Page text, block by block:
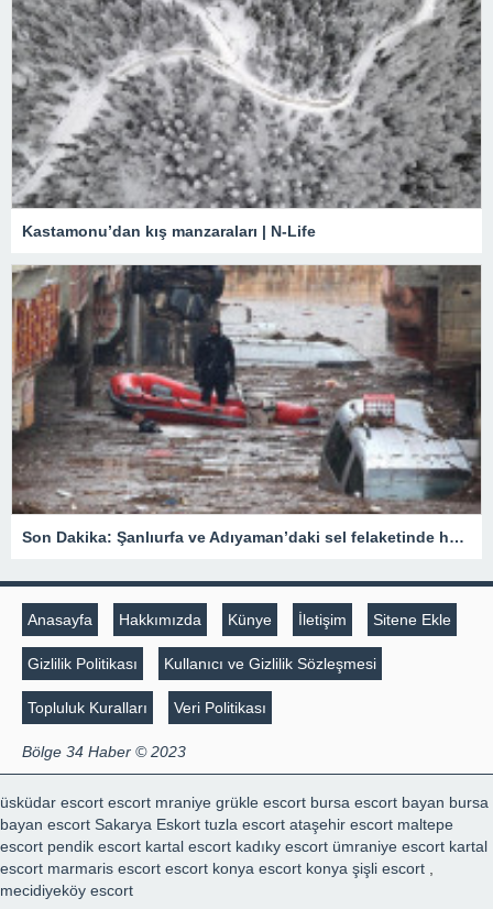
Kastamonu’dan kış manzaraları | N-Life
Son Dakika: Şanlıurfa ve Adıyaman’daki sel felaketinde hayatını kaybedenlerin sayısı 15’e yükseldi
Anasayfa Hakkımızda Künye İletişim Sitene Ekle
Gizlilik Politikası Kullanıcı ve Gizlilik Sözleşmesi
Topluluk Kuralları Veri Politikası
Bölge 34 Haber © 2023
üsküdar escort escort mraniye grükle escort bursa escort bayan bursa
bayan escort Sakarya Eskort tuzla escort ataşehir escort maltepe
escort pendik escort kartal escort kadıky escort ümraniye escort kartal
escort marmaris escort escort konya escort konya şişli escort ,
mecidiyeköy escort